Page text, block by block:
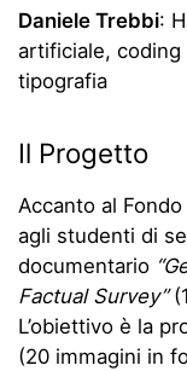
Daniele Trebbi:
artificiale, coding
tipografia
Il Progetto
Accanto al
agli studenti di
documentario
Factual Survey”
L’obiettivo è la
(20 immagini in